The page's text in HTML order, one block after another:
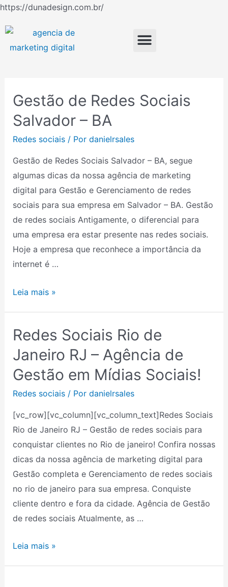
https://dunadesign.com.br/Ir
Menu
Gestão de Redes Sociais
Salvador – BA
Redes sociais/ Por danielrsales
Gestão de Redes Sociais Salvador – BA, segue
algumas dicas da nossa agência de marketing
digital para Gestão e Gerenciamento de redes
sociais para sua empresa em Salvador – BA. Gestão
de redes sociais Antigamente, o diferencial para
uma empresa era estar presente nas redes sociais.
Hoje a empresa que reconhece a importância da
internet é …
Gestão
Redes
Sociais
Salvador
BA
Leia mais »
Redes Sociais Rio de
Janeiro RJ – Agência de
Gestão em Mídias Sociais!
Redes sociais/ Por danielrsales
[vc_row][vc_column][vc_column_text]Redes Sociais
Rio de Janeiro RJ – Gestão de redes sociais para
conquistar clientes no Rio de janeiro! Confira nossas
dicas da nossa agência de marketing digital para
Gestão completa e Gerenciamento de redes sociais
no rio de janeiro para sua empresa. Conquiste
cliente dentro e fora da cidade. Agência de Gestão
de redes sociais Atualmente, as …
Redes
Rio
de
Janeiro
–
Agência
de
Gestão
em
Mídias
Sociais!
Leia mais »
de
posts